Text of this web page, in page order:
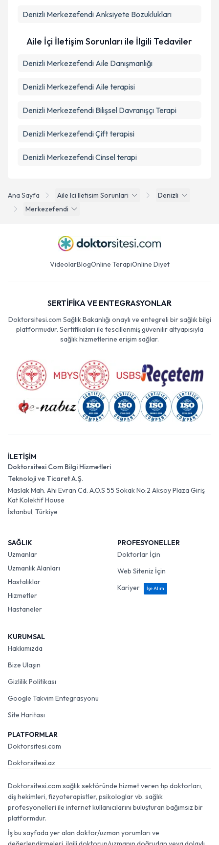
Ana Sayfa Aile Ici Iletisim Sorunlari
Denizli
Merkezefendi
Denizli Merkezefendi Anksiyete Bozuklukları
Aile İçi İletişim Sorunları ile İlgili Tedaviler
Denizli Merkezefendi Aile Danışmanlığı
Denizli Merkezefendi Aile terapisi
Denizli Merkezefendi Bilişsel Davranışçı Terapi
Denizli Merkezefendi Çift terapisi
Denizli Merkezefendi Cinsel terapi
VideolarBlogOnline TerapiOnline Diyet
SERTİFİKA VE ENTEGRASYONLAR
Doktorsitesi.com Sağlık Bakanlığı onaylı ve entegreli bir sağlık bilgi
platformudur. Sertifikaları ile tescillenmiş güvenilir altyapısıyla
sağlık hizmetlerine erişim sağlar.
İLETİŞİM
Doktorsitesi Com Bilgi Hizmetleri
Teknoloji ve Ticaret A.Ş.
Maslak Mah. Ahi Evran Cd. A.O.S 55 Sokak No:2 Aksoy Plaza Giriş
Kat Kolektif House
İstanbul, Türkiye
SAĞLIK
Uzmanlar
Uzmanlık Alanları
Hastalıklar
Hizmetler
Hastaneler
PROFESYONELLER
Doktorlar İçin
Web Siteniz İçin
Kariyer
İşe Alım
KURUMSAL
Hakkımızda
Bize Ulaşın
Gizlilik Politikası
Google Takvim Entegrasyonu
Site Haritası
PLATFORMLAR
Doktorsitesi.com
Doktorsitesi.az
Doktorsitesi.com sağlık sektöründe hizmet veren tıp doktorları,
diş hekimleri, fizyoterapistler, psikologlar vb. sağlık
profesyonelleri ile internet kullanıcılarını buluşturan bağımsız bir
platformdur.
İş bu sayfada yer alan doktor/uzman yorumları ve